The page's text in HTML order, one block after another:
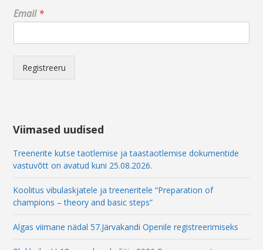
*
E
a
Email*
Registreeru
Viimased uudised
Treenerite kutse taotlemise ja taastaotlemise dokumentide
vastuvõtt on avatud kuni 25.08.2026.
Koolitus vibulaskjatele ja treeneritele “Preparation of
champions – theory and basic steps”
Algas viimane nädal 57.Järvakandi Openile registreerimiseks